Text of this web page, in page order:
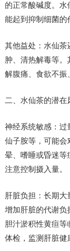
的正常酸碱度。
能起到抑制细菌的
其他益处：水仙茶
肿、清热解毒等
解腹痛、食欲不振
二、水仙茶的潜在
神经系统敏感：过
仙子胺等，可能会
晕、嗜睡或昏迷等
注意控制摄入量。
肝脏负担：长期
增加肝脏的代谢负
胆汁淤积性黄疸
体检，监测肝脏健